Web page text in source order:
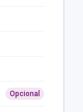
Opcional